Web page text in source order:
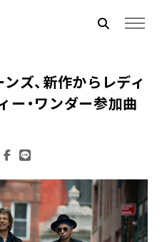
ズ、新作からレディ
ー・ワンダー参加曲